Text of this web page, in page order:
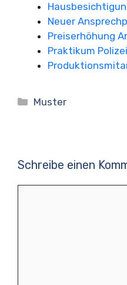
Neuer
Preiserhöhung
Praktikum
Kategorien
Muster
Schreibe einen